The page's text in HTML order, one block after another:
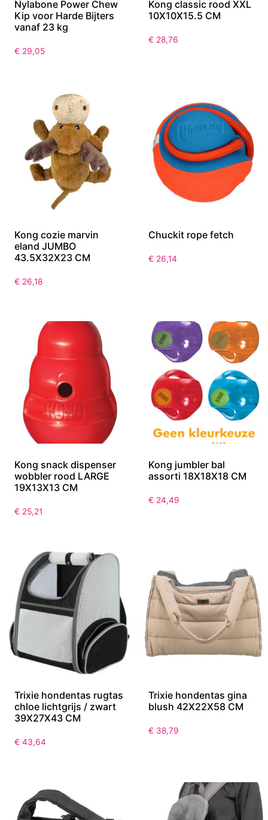
Nylabone Power Chew
Kip voor Harde Bijters
vanaf 23 kg
€ 29,05
Kong classic rood XXL
10X10X15.5 CM
€ 28,76
Kong cozie marvin
eland JUMBO
43.5X32X23 CM
€ 26,18
Chuckit rope fetch
€ 26,14
Kong snack dispenser
wobbler rood LARGE
19X13X13 CM
€ 25,21
Kong jumbler bal
assorti 18X18X18 CM
€ 24,49
Trixie hondentas rugtas
chloe lichtgrijs / zwart
39X27X43 CM
€ 43,64
Trixie hondentas gina
blush 42X22X58 CM
€ 38,79